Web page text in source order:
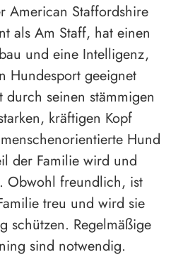
American Staffordshire
als Am Staff, hat einen
und eine Intelligenz,
Hundesport geeignet
seinen stämmigen
kräftigen Kopf
Hund
der Familie wird und
Obwohl freundlich, ist
treu und wird sie
schützen. Regelmäßige
sind notwendig.